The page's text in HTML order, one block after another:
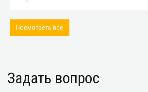
Посмотреть все
Задать вопрос